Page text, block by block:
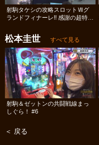
射駒タケシの攻略スロットⅦグ
ランドフィナーレ!! 感謝の超特大
松本圭世 すべて見る
射駒＆ゼットンの共闘戦線まっ
しぐら！ #6
＜ 戻る